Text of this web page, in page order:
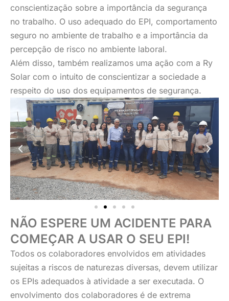
conscientização sobre a importância da segurança
no trabalho. O uso adequado do EPI, comportamento
seguro no ambiente de trabalho e a importância da
percepção de risco no ambiente laboral.
Além disso, também realizamos uma ação com a Ry
Solar com o intuito de conscientizar a sociedade a
respeito do uso dos equipamentos de segurança.
NÃO ESPERE UM ACIDENTE PARA
COMEÇAR A USAR O SEU EPI!
Todos os colaboradores envolvidos em atividades
sujeitas a riscos de naturezas diversas, devem utilizar
os EPIs adequados à atividade a ser executada. O
envolvimento dos colaboradores é de extrema